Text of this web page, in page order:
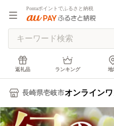
Pontaポイントでふるさと納税
返礼品 ランキング 地
長崎県壱岐市オンライン